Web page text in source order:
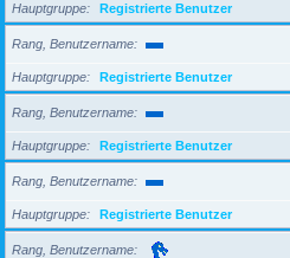
Hauptgruppe Registrierte Benutzer
Rang, Benutzername
Hauptgruppe Registrierte Benutzer
Rang, Benutzername
Hauptgruppe Registrierte Benutzer
Rang, Benutzername
Hauptgruppe Registrierte Benutzer
Rang, Benutzername